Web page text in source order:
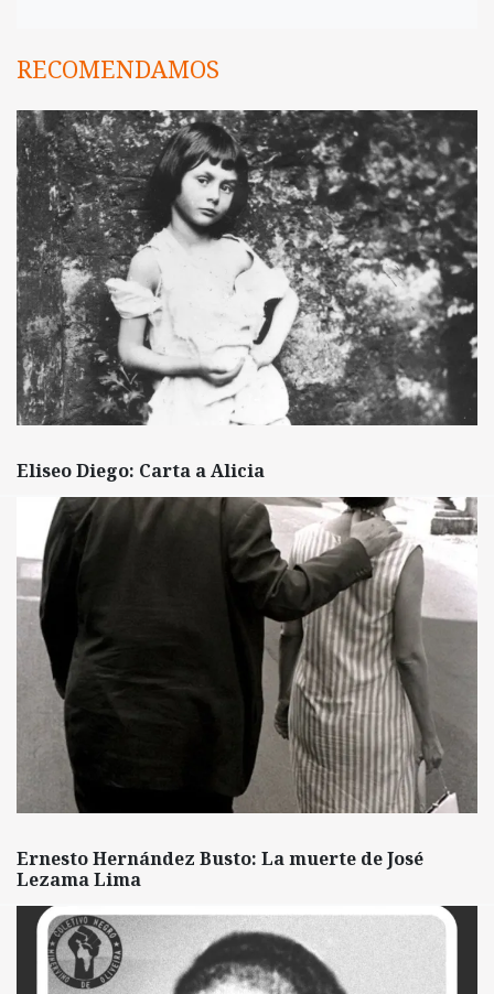
RECOMENDAMOS
Eliseo Diego: Carta a Alicia
Ernesto Hernández Busto: La muerte de José
Lezama Lima